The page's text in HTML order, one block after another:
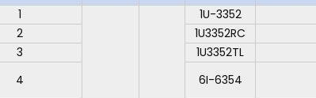
1
1U-3352
2
1U3352RC
3
1U3352TL
4
6I-6354